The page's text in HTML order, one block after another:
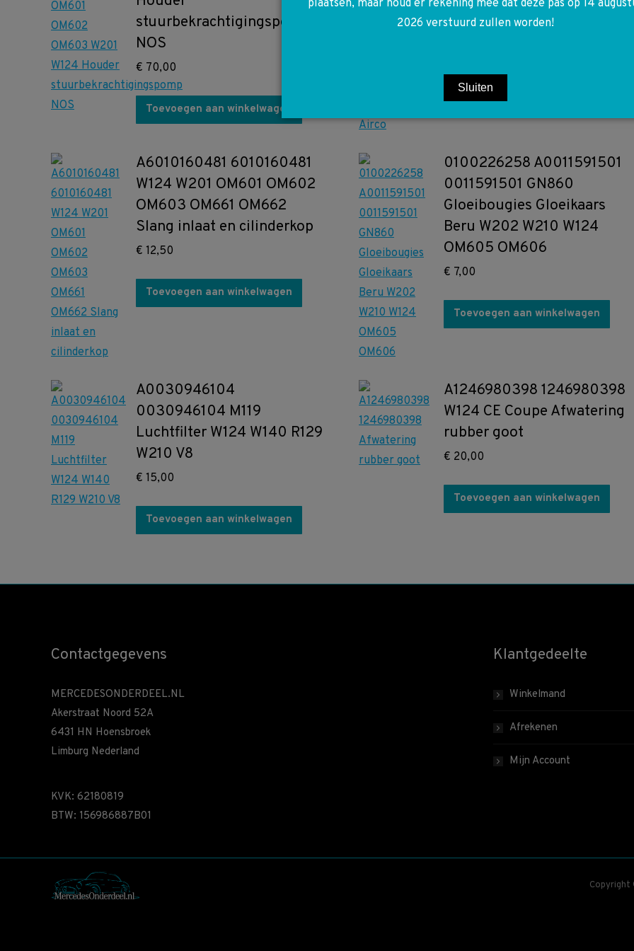
stuurbekrachtigingspomp
NOS
€ 70,00
Toevoegen aan winkelwagen
€30,00
A6010160481 6010160481
W124 W201 OM601 OM602
OM603 OM661 OM662
Slang inlaat en cilinderkop
€ 12,50
Toevoegen aan winkelwagen
0100226258 A0011591501
0011591501 GN860
Gloeibougies Gloeikaars
Beru W202 W210 W124
OM605 OM606
€ 7,00
Toevoegen aan winkelwagen
A0030946104
0030946104 M119
Luchtfilter W124 W140 R129
W210 V8
€ 15,00
Toevoegen aan winkelwagen
A1246980398 1246980398
W124 CE Coupe Afwatering
rubber goot
€ 20,00
Toevoegen aan winkelwagen
Contactgegevens
MERCEDESONDERDEEL.NL
Akerstraat Noord 52A
6431 HN Hoensbroek
Limburg Nederland
KVK: 62180819
BTW: 156986887B01
Klantgedeelte
Winkelmand
Afrekenen
Mijn Account
Copyright
plaatsen, maar houd er rekening mee dat deze pas op 14
2026 verstuurd zullen worden!
Sluiten